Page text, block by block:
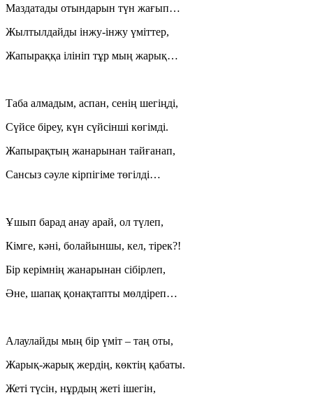
Маздатады отындарын түн жағып…
Жылтылдайды інжу-інжу үміттер,
Жапыраққа ілініп тұр мың жарық…
Таба алмадым, аспан, сенің шегіңді,
Сүйсе біреу, күн сүйсінші көгімді.
Жапырақтың жанарынан тайғанап,
Сансыз сәуле кірпігіме төгілді…
Ұшып барад анау арай, ол түлеп,
Кімге, кәні, болайыншы, кел, тірек?!
Бір керімнің жанарынан сібірлеп,
Әне, шапақ қонақтапты мөлдіреп…
Алаулайды мың бір үміт – таң оты,
Жарық-жарық жердің, көктің қабаты.
Жеті түсін, нұрдың жеті ішегін,